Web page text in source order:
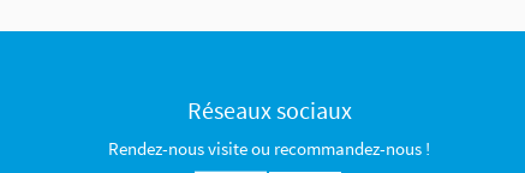
Réseaux sociaux
Rendez-nous visite ou recommandez-nous !